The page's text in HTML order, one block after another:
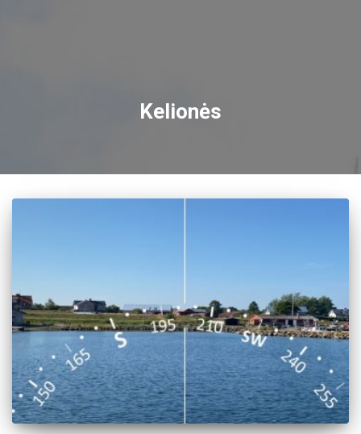
Kelionės